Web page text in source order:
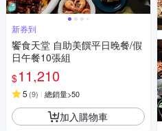
新券到
饗食天堂 自助美饌平日晚餐/假
日午餐10張組
$11,210
5 (9) 總銷量>50
加入購物車